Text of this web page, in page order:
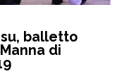
balletto
di